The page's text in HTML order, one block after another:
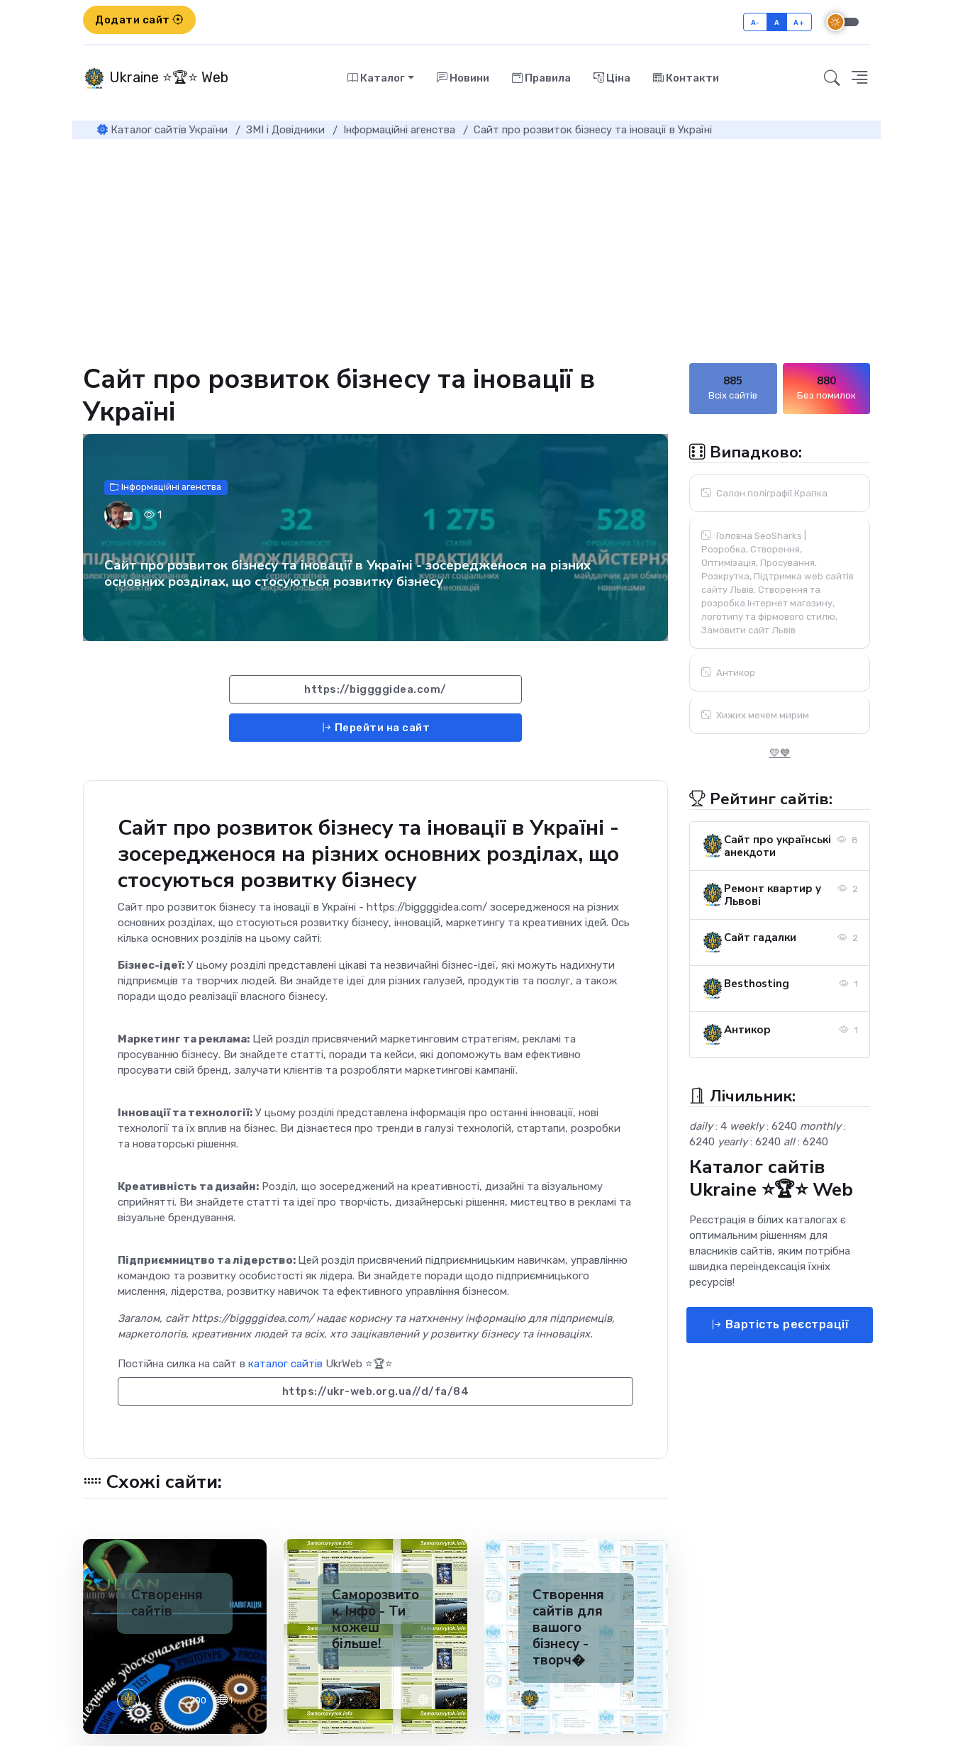
Додати сайт A- A A+
Ukraine ⭐🏆⭐ Web Каталог Новини Правила Ціна Контакти
Каталог сайтів України ЗМІ і Довідники Інформаційні агенства Сайт про розвиток бізнесу та іновації в Україні
Сайт про розвиток бізнесу та іновації в
Україні
Інформаційні агенства
1
Сайт про розвиток бізнесу та іновації в Україні - зосередженося на різних
основних розділах, що стосуються розвитку бізнесу
https://biggggidea.com/
Перейти на сайт
Сайт про розвиток бізнесу та іновації в Україні -
зосередженося на різних основних розділах, що
стосуються розвитку бізнесу
Сайт про розвиток бізнесу та іновації в Україні - https://biggggidea.com/ зосередженося на різних
основних розділах, що стосуються розвитку бізнесу, інновацій, маркетингу та креативних ідей. Ось
кілька основних розділів на цьому сайті:
Бізнес-ідеї: У цьому розділі представлені цікаві та незвичайні бізнес-ідеї, які можуть надихнути
підприємців та творчих людей. Ви знайдете ідеї для різних галузей, продуктів та послуг, а також
поради щодо реалізації власного бізнесу.
Маркетинг та реклама: Цей розділ присвячений маркетинговим стратегіям, рекламі та
просуванню бізнесу. Ви знайдете статті, поради та кейси, які допоможуть вам ефективно
просувати свій бренд, залучати клієнтів та розробляти маркетингові кампанії.
Інновації та технології: У цьому розділі представлена інформація про останні інновації, нові
технології та їх вплив на бізнес. Ви дізнаєтеся про тренди в галузі технологій, стартапи, розробки
та новаторські рішення.
Креативність та дизайн: Розділ, що зосереджений на креативності, дизайні та візуальному
сприйнятті. Ви знайдете статті та ідеї про творчість, дизайнерські рішення, мистецтво в рекламі та
візуальне брендування.
Підприємництво та лідерство: Цей розділ присвячений підприємницьким навичкам, управлінню
командою та розвитку особистості як лідера. Ви знайдете поради щодо підприємницького
мислення, лідерства, розвитку навичок та ефективного управління бізнесом.
Загалом, сайт https://biggggidea.com/ надає корисну та натхненну інформацію для підприємців,
маркетологів, креативних людей та всіх, хто зацікавлений у розвитку бізнесу та інноваціях.
Постійна силка на сайт в каталог сайтів UkrWeb ⭐🏆⭐
https://ukr-web.org.ua//d/fa/84
Схожі сайти:
Створення
сайтів
✅ 200 1
Саморозвито
к. Інфо - Ти
можеш
більше!
✅ 200 1
Створення
сайтів для
вашого
бізнесу -
творч�
1
885
Всіх сайтів
880
Без помилок
Випадково:
Салон поліграфії Крапка
Головна SeoSharks |
Розробка, Створення,
Оптимізація, Просування,
Розкрутка, Підтримка web сайтів
сайту Львів. Створення та
розробка Інтернет магазину,
логотипу та фірмового стилю,
Замовити сайт Львів
Антикор
Хижих мечем мирим
💛💙
Рейтинг сайтів:
Сайт про українські
анекдоти
8
Ремонт квартир у
Львові
2
Сайт гадалки 2
Besthosting 1
Антикор 1
Лічильник:
daily: 4 weekly: 6240 monthly:
6240 yearly: 6240 all: 6240
Каталог сайтів
Ukraine ⭐🏆⭐ Web
Реєстрація в білих каталогах є
оптимальним рішенням для
власників сайтів, яким потрібна
швидка переіндексація їхніх
ресурсів!
Вартість реєстрації